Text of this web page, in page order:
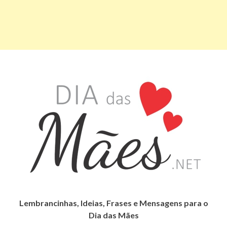
Lembrancinhas, Ideias, Frases e Mensagens para o
Dia das Mães